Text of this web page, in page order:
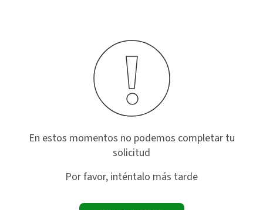
En estos momentos no podemos completar tu
solicitud
Por favor, inténtalo más tarde